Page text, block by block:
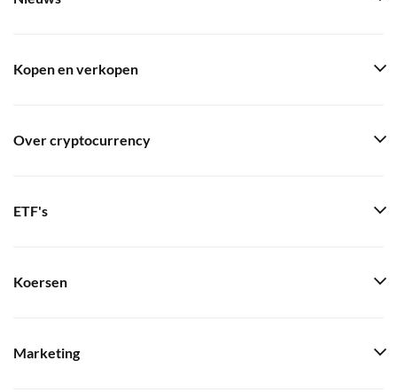
Kopen en verkopen
Over cryptocurrency
ETF's
Koersen
Marketing